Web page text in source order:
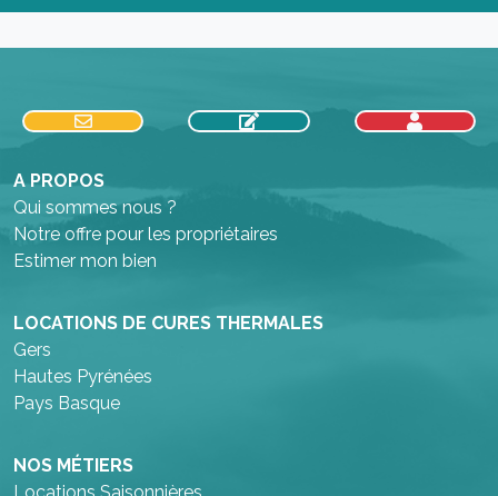
A PROPOS
Qui sommes nous ?
Notre offre pour les propriétaires
Estimer mon bien
LOCATIONS DE CURES THERMALES
Gers
Hautes Pyrénées
Pays Basque
NOS MÉTIERS